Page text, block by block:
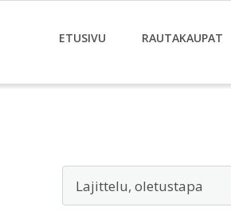
ETUSIVU RAUTAKAUPAT